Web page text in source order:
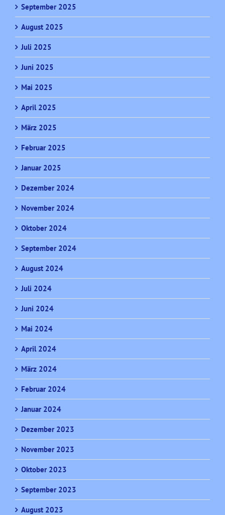
September 2025
August 2025
Juli 2025
Juni 2025
Mai 2025
April 2025
März 2025
Februar 2025
Januar 2025
Dezember 2024
November 2024
Oktober 2024
September 2024
August 2024
Juli 2024
Juni 2024
Mai 2024
April 2024
März 2024
Februar 2024
Januar 2024
Dezember 2023
November 2023
Oktober 2023
September 2023
August 2023